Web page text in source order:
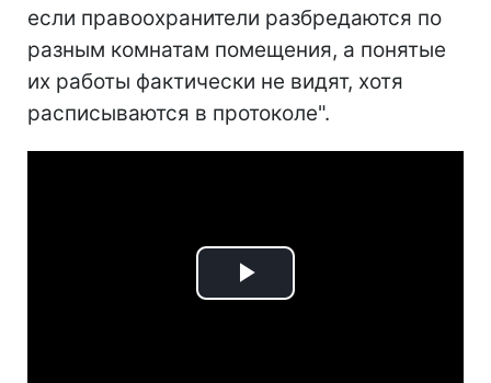
если правоохранители разбредаются по
разным комнатам помещения, а понятые
их работы фактически не видят, хотя
расписываются в протоколе".
Play